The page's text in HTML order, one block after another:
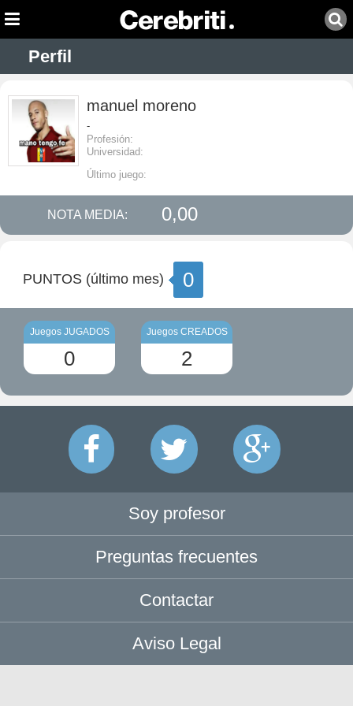
Perfil
manuel moreno
-
Profesión:
Universidad:
Último juego:
NOTA MEDIA: 0,00
PUNTOS (último mes) 0
Juegos JUGADOS
0
Juegos CREADOS
2
Soy profesor
Preguntas frecuentes
Contactar
Aviso Legal